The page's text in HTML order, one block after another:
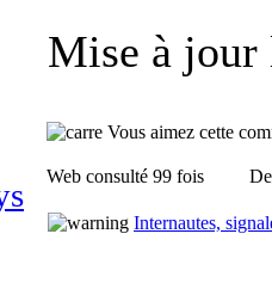
Mise à jour
Vous aimez cette
Web consulté 99 fois
Internautes,